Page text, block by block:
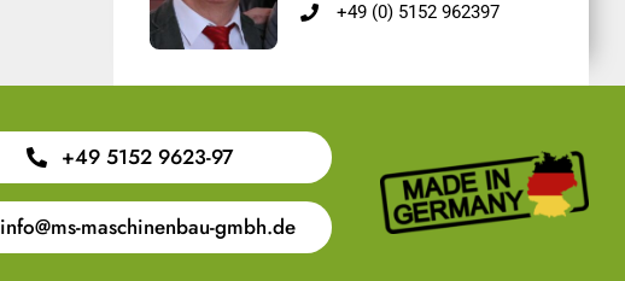
+49 (0) 5152 962397
+49 5152 9623-97
info@ms-maschinenbau-gmbh.de